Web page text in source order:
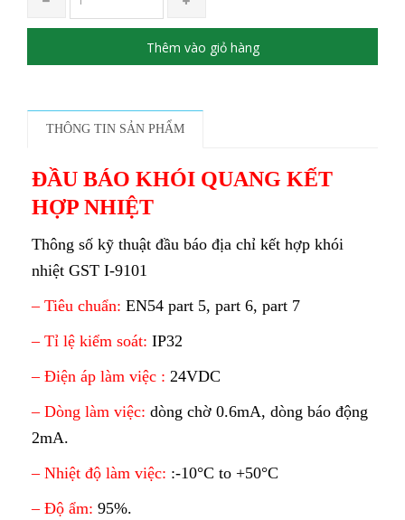
Thêm vào giỏ hàng
THÔNG TIN SẢN PHẨM
ĐẦU BÁO KHÓI QUANG KẾT
HỢP NHIỆT
Thông số kỹ thuật đầu báo địa chỉ kết hợp khói
nhiệt GST I-9101
– Tiêu chuẩn: EN54 part 5, part 6, part 7
– Tỉ lệ kiểm soát: IP32
– Điện áp làm việc : 24VDC
– Dòng làm việc: dòng chờ 0.6mA, dòng báo động
2mA.
– Nhiệt độ làm việc: :-10°C to +50°C
– Độ ẩm: 95%.